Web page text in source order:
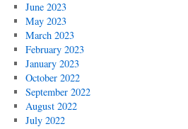
June 2023
May 2023
March 2023
February 2023
January 2023
October 2022
September 2022
August 2022
July 2022